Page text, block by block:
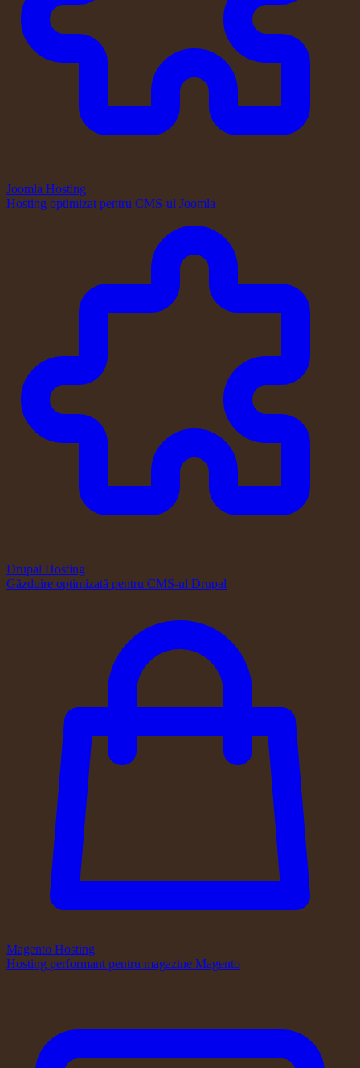
Joomla Hosting
Hosting optimizat pentru CMS-ul Joomla
Drupal Hosting
Găzduire optimizată pentru CMS-ul Drupal
Magento Hosting
Hosting performant pentru magazine Magento